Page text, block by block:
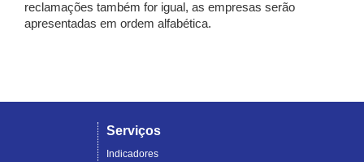
reclamações também for igual, as empresas serão
apresentadas em ordem alfabética.
Serviços
Indicadores